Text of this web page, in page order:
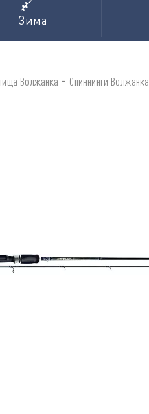
Зима
Волжанка - Спиннинги Волжанка